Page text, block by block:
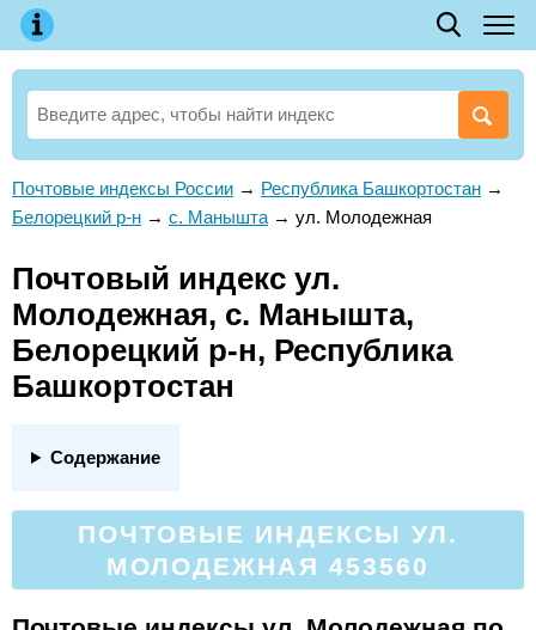
Почтовые индексы России → Республика Башкортостан →
Белорецкий р-н → с. Манышта → ул. Молодежная
Почтовый индекс ул.
Молодежная, с. Манышта,
Белорецкий р-н, Республика
Башкортостан
Содержание
ПОЧТОВЫЕ ИНДЕКСЫ УЛ.
МОЛОДЕЖНАЯ 453560